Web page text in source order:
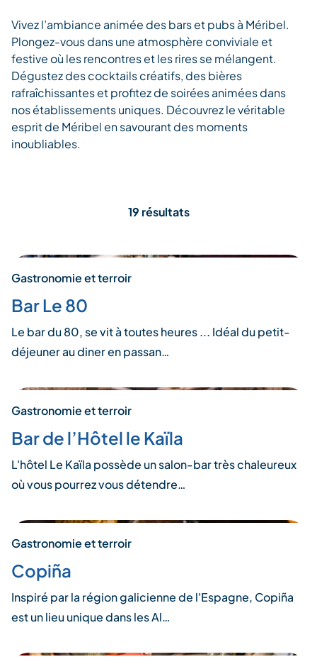
Vivez l’ambiance animée des bars et pubs à Méribel.
Plongez-vous dans une atmosphère conviviale et
festive où les rencontres et les rires se mélangent.
Dégustez des cocktails créatifs, des bières
rafraîchissantes et profitez de soirées animées dans
nos établissements uniques. Découvrez le véritable
esprit de Méribel en savourant des moments
inoubliables.
19 résultats
Gastronomie et terroir
Bar Le 80
Le bar du 80, se vit à toutes heures ... Idéal du petit-
déjeuner au diner en passan…
Gastronomie et terroir
Bar de l’Hôtel le Kaïla
L'hôtel Le Kaïla possède un salon-bar très chaleureux
où vous pourrez vous détendre…
Gastronomie et terroir
Copiña
Inspiré par la région galicienne de l'Espagne, Copiña
est un lieu unique dans les Al…